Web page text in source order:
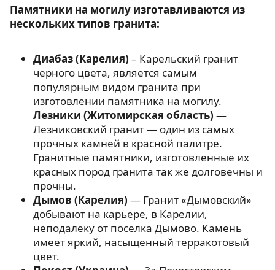
Памятники на могилу изготавливаются из
нескольких типов гранита:
Диабаз (Карелия) – Карельский гранит
черного цвета, является самым
популярным видом гранита при
изготовлении памятника на могилу.
Лезники (Житомирская область) —
Лезниковский гранит — один из самых
прочных камней в красной палитре.
Гранитные памятники, изготовленные их
красных пород гранита так же долговечны и
прочны.
Дымов (Карелия) — Гранит «Дымовский»
добывают на карьере, в Карелии,
неподалеку от поселка Дымово. Камень
имеет яркий, насыщенный терракотовый
цвет.